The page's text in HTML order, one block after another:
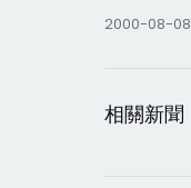
2000-08-08
相關新聞